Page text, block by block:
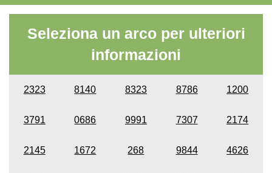
Seleziona un arco per ulteriori
informazioni
2323 8140 8323 8786 1200
3791 0686 9991 7307 2174
2145 1672 268 9844 4626